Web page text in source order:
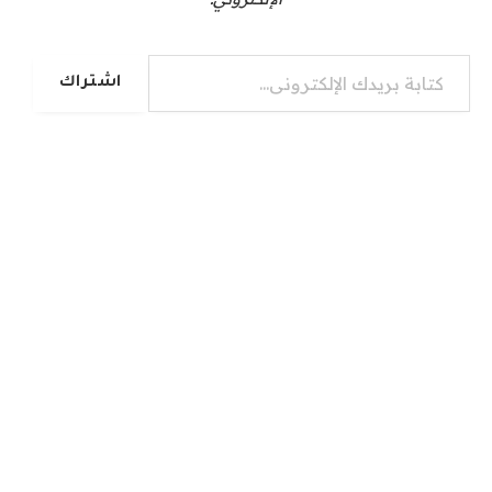
كتابة بريدك الإلكتروني...
اشتراك